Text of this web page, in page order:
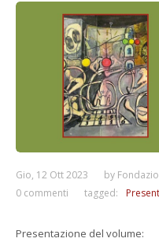
Gio, 12 Ott 2023 by
0 commenti
tagged:
Presentazione del volume: